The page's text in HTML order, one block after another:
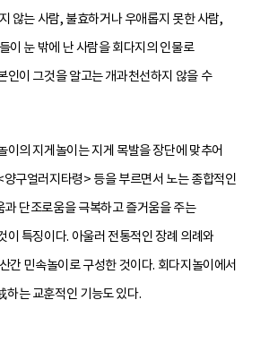
않는 사람, 불효하거나 우애롭지 못한 사람,
이 눈 밖에 난 사람을 회다지의 인물로
인이 그것을 알고는 개과천선하지 않을 수
이의 지게놀이는 지게 목발을 장단에 맞추어
구얼러지타령> 등을 부르면서 노는 종합적인
과 단조로움을 극복하고 즐거움을 주는
이 특징이다. 아울러 전통적인 장례 의례와
간 민속놀이로 구성한 것이다. 회다지놀이에서
하는 교훈적인 기능도 있다.